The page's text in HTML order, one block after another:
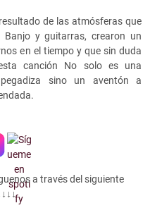
de las atmósferas que
Banjo y guitarras, crearon un
en el tiempo y que sin duda
canción No solo es una
pegadiza sino un aventón a
a través del siguiente